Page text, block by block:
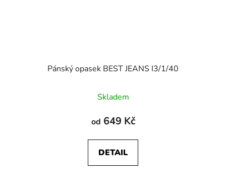
Pánský opasek BEST JEANS I3/1/40
Skladem
od 649 Kč
DETAIL